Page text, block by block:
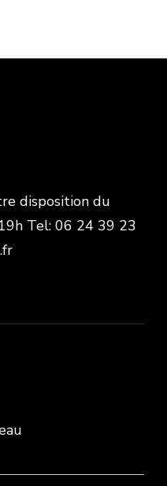
disposition du
Tel: 06 24 39 23